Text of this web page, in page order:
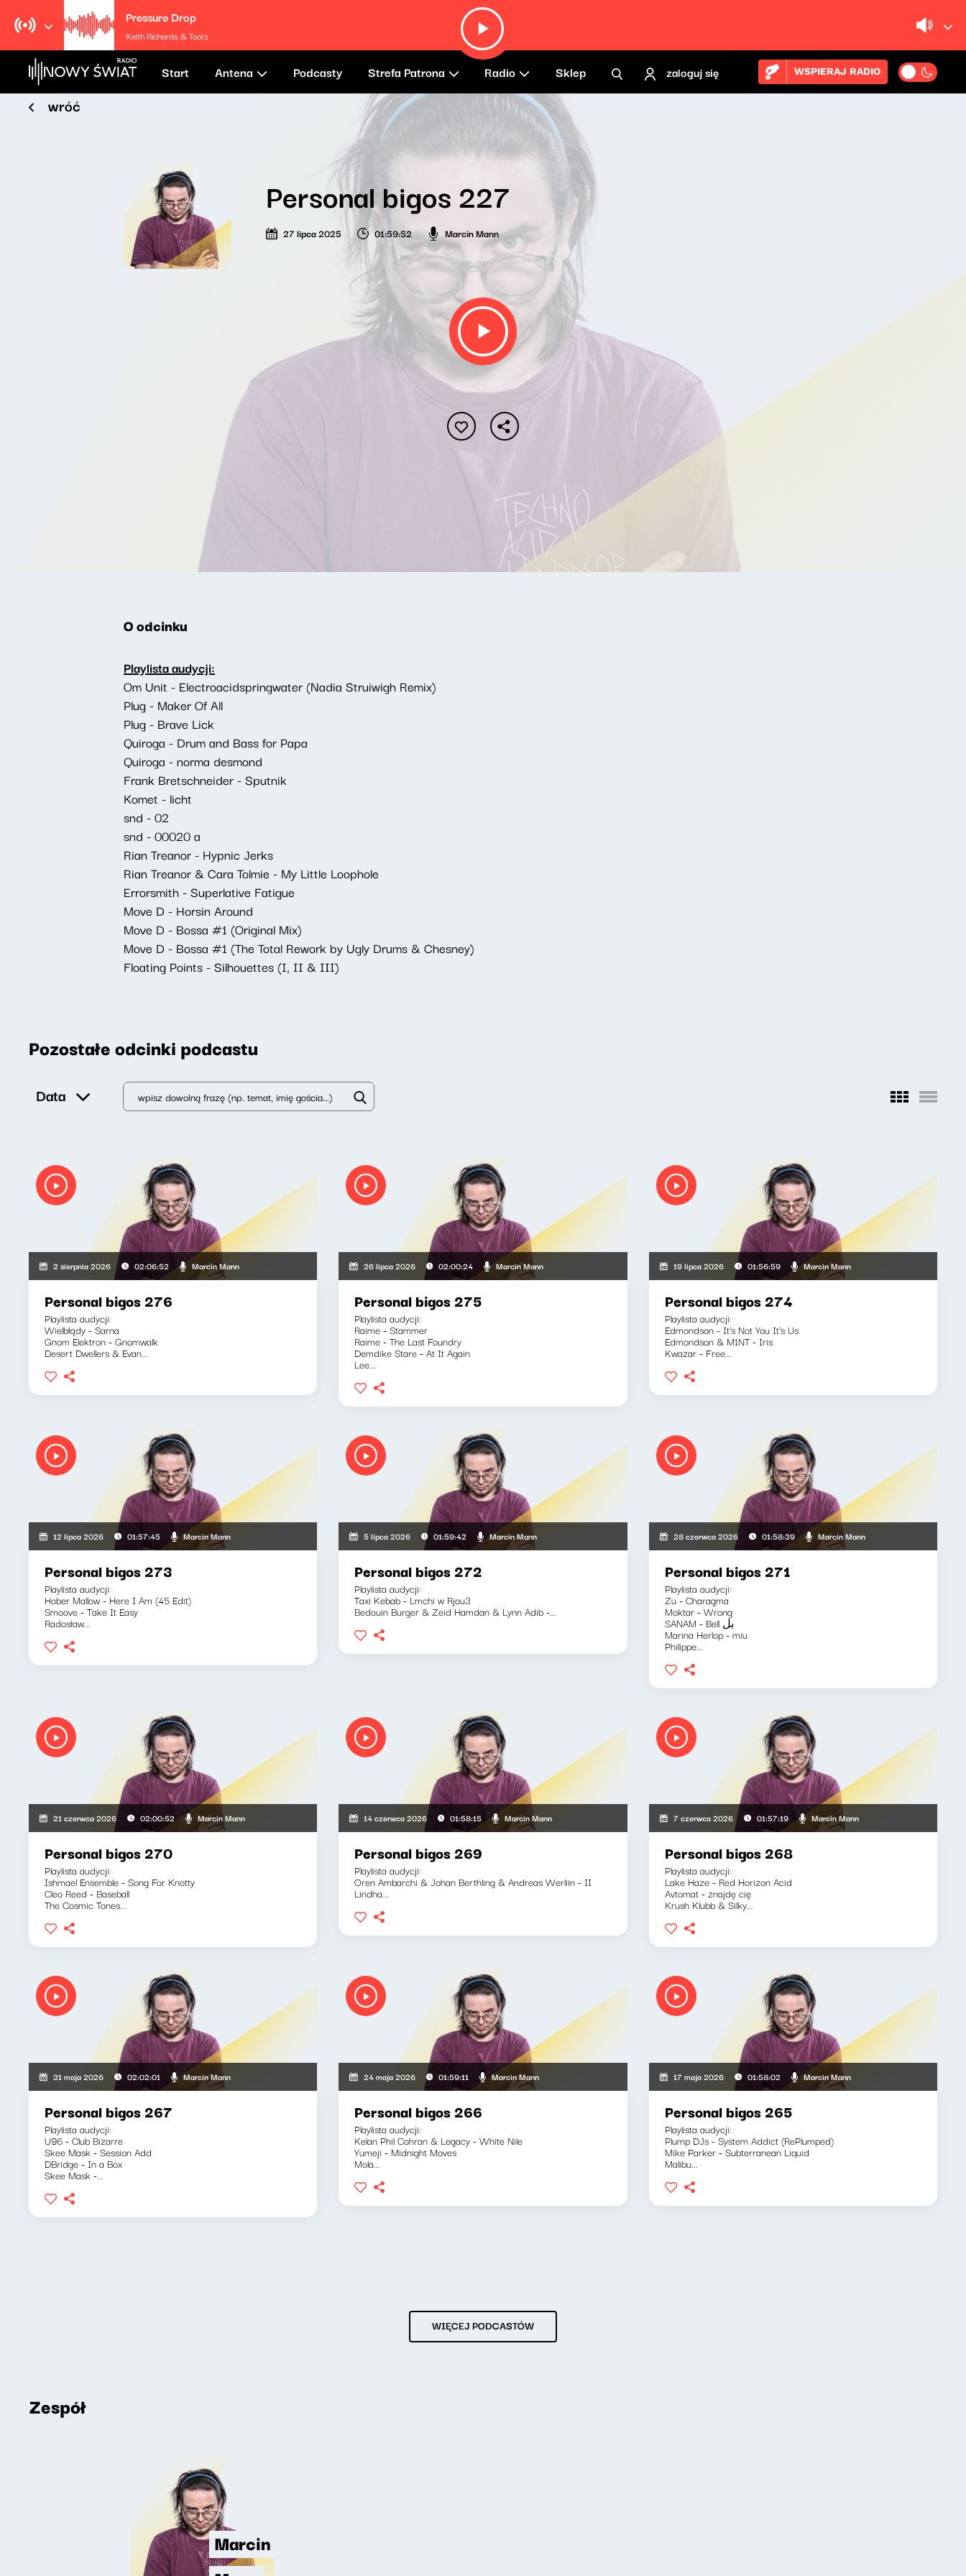
Pressure Drop
Keith Richards & Toots
Start Antena Podcasty Strefa Patrona Radio Sklep zaloguj się WSPIERAJ RADIO
wróć
Personal bigos 227
27 lipca 2025 01:59:52 Marcin Mann
O odcinku
Playlista audycji:
Om Unit - Electroacidspringwater (Nadia Struiwigh Remix)
Plug - Maker Of All
Plug - Brave Lick
Quiroga - Drum and Bass for Papa
Quiroga - norma desmond
Frank Bretschneider - Sputnik
Komet - licht
snd - 02
snd - 00020 a
Rian Treanor - Hypnic Jerks
Rian Treanor & Cara Tolmie - My Little Loophole
Errorsmith - Superlative Fatigue
Move D - Horsin Around
Move D - Bossa #1 (Original Mix)
Move D - Bossa #1 (The Total Rework by Ugly Drums & Chesney)
Floating Points - Silhouettes (I, II & III)
Pozostałe odcinki podcastu
Data
2 sierpnia 2026 02:06:52 Marcin Mann
Personal bigos 276
Playlista audycji:
Wielbłądy - Sarna
Gnom Elektron - Gnomwalk
Desert Dwellers & Evan...
26 lipca 2026 02:00:24 Marcin Mann
Personal bigos 275
Playlista audycji:
Raime - Stammer
Raime - The Last Foundry
Demdike Stare - At It Again
Lee...
19 lipca 2026 01:56:59 Marcin Mann
Personal bigos 274
Playlista audycji:
Edmondson - It's Not You It's Us
Edmondson & M1NT - Iris
Kwazar - Free...
12 lipca 2026 01:57:45 Marcin Mann
Personal bigos 273
Playlista audycji:
Hober Mallow - Here I Am (45 Edit)
Smoove - Take It Easy
Radosław...
5 lipca 2026 01:59:42 Marcin Mann
Personal bigos 272
Playlista audycji:
Taxi Kebab - Lmchi w Rjou3
Bedouin Burger & Zeid Hamdan & Lynn Adib -...
28 czerwca 2026 01:58:39 Marcin Mann
Personal bigos 271
Playlista audycji:
Zu - Charagma
Moktar - Wrong
SANAM - Bell بل
Marina Herlop - miu
Philippe...
21 czerwca 2026 02:00:52 Marcin Mann
Personal bigos 270
Playlista audycji:
Ishmael Ensemble - Song For Knotty
Cleo Reed - Baseball
The Cosmic Tones...
14 czerwca 2026 01:58:15 Marcin Mann
Personal bigos 269
Playlista audycji:
Oren Ambarchi & Johan Berthling & Andreas Werliin - II
Lindha...
7 czerwca 2026 01:57:19 Marcin Mann
Personal bigos 268
Playlista audycji:
Lake Haze - Red Horizon Acid
Avtomat - znajdę cię
Krush Klubb & Silky...
31 maja 2026 02:02:01 Marcin Mann
Personal bigos 267
Playlista audycji:
U96 - Club Bizarre
Skee Mask - Session Add
DBridge - In a Box
Skee Mask -...
24 maja 2026 01:59:11 Marcin Mann
Personal bigos 266
Playlista audycji:
Kelan Phil Cohran & Legacy - White Nile
Yumeji - Midnight Moves
Mola...
17 maja 2026 01:58:02 Marcin Mann
Personal bigos 265
Playlista audycji:
Plump DJs - System Addict (RePlumped)
Mike Parker - Subterranean Liquid
Malibu...
WIĘCEJ PODCASTÓW
Zespół
Marcin